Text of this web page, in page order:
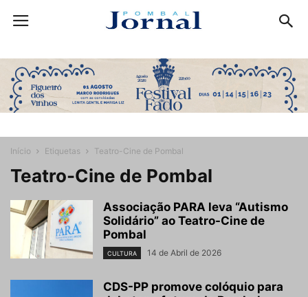
Início Etiquetas Teatro-Cine de Pombal
Teatro-Cine de Pombal
Associação PARA leva “Autismo
Solidário” ao Teatro-Cine de
Pombal
CULTURA 14 de Abril de 2026
CDS-PP promove colóquio para